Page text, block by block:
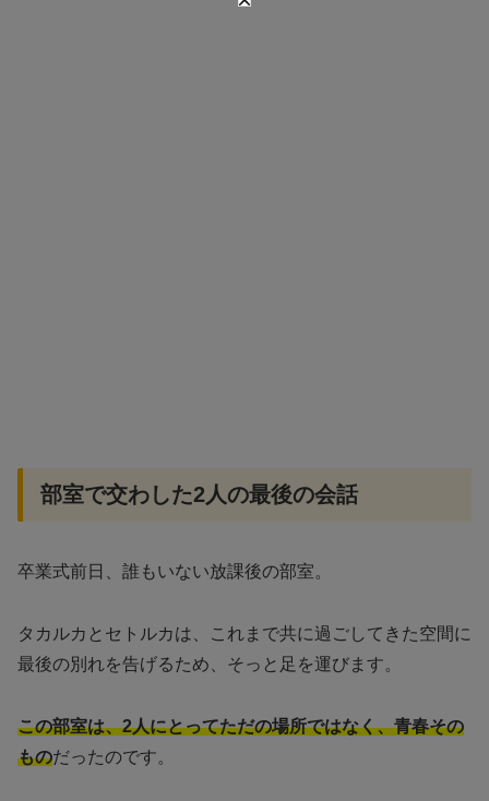
部室で交わした2人の最後の会話
卒業式前日、誰もいない放課後の部室。
タカルカとセトルカは、これまで共に過ごしてきた空間に
最後の別れを告げるため、そっと足を運びます。
この部室は、2人にとってただの場所ではなく、青春その
ものだったのです。